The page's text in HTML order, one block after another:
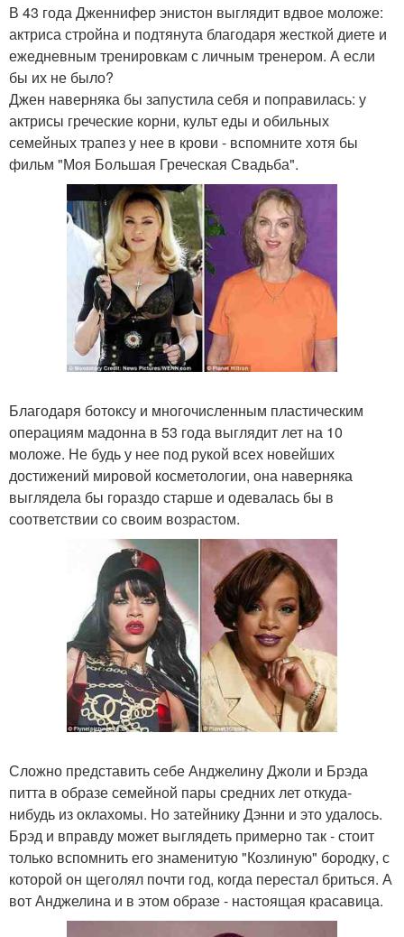
В 43 года Дженнифер энистон выглядит вдвое моложе:
актриса стройна и подтянута благодаря жесткой диете и
ежедневным тренировкам с личным тренером. А если
бы их не было?
Джен наверняка бы запустила себя и поправилась: у
актрисы греческие корни, культ еды и обильных
семейных трапез у нее в крови - вспомните хотя бы
фильм "Моя Большая Греческая Свадьба".
Благодаря ботоксу и многочисленным пластическим
операциям мадонна в 53 года выглядит лет на 10
моложе. Не будь у нее под рукой всех новейших
достижений мировой косметологии, она наверняка
выглядела бы гораздо старше и одевалась бы в
соответствии со своим возрастом.
Сложно представить себе Анджелину Джоли и Брэда
питта в образе семейной пары средних лет откуда-
нибудь из оклахомы. Но затейнику Дэнни и это удалось.
Брэд и вправду может выглядеть примерно так - стоит
только вспомнить его знаменитую "Козлиную" бородку, с
которой он щеголял почти год, когда перестал бриться. А
вот Анджелина и в этом образе - настоящая красавица.